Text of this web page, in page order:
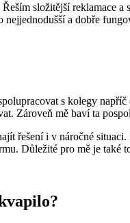
složitější reklamace
nejjednodušší a dobře
s kolegy
Zároveň mě baví ta
řešení i v náročné
Důležité pro mě je také